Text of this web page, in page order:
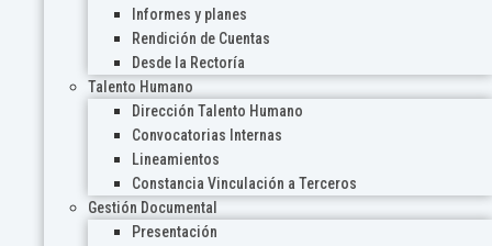
Informes y planes
Rendición de Cuentas
Desde la Rectoría
Talento Humano
Dirección Talento Humano
Convocatorias Internas
Lineamientos
Constancia Vinculación a Terceros
Gestión Documental
Presentación